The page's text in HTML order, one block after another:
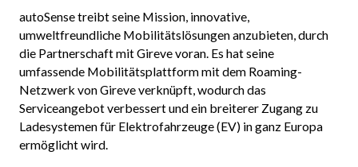
autoSense treibt seine Mission, innovative,
umweltfreundliche Mobilitätslösungen anzubieten, durch
die Partnerschaft mit Gireve voran. Es hat seine
umfassende Mobilitätsplattform mit dem Roaming-
Netzwerk von Gireve verknüpft, wodurch das
Serviceangebot verbessert und ein breiterer Zugang zu
Ladesystemen für Elektrofahrzeuge (EV) in ganz Europa
ermöglicht wird.